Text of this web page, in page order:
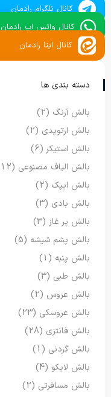
کانال تلگرام رادمان
کانال واتس اپ رادمان
کانال ایتا رادمان
دسته بندی ها
بالش آرنگ (2)
بالش ارتوپدی (2)
بالش استیکر (6)
بالش الیاف مصنوعی (12)
بالش ایپک (2)
بالش بادی (3)
بالش پر غاز (3)
بالش پشم شیشه (5)
بالش پنبه (1)
بالش طبی (3)
بالش عروس (2)
بالش عروسکی (23)
بالش فانتزی (28)
بالش گردنی (1)
بالش لایکو (4)
بالش مسافرتی (2)